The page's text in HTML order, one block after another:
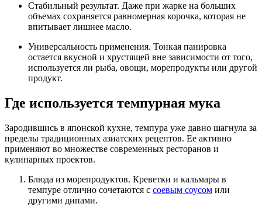
Стабильный результат. Даже при жарке на больших
объемах сохраняется равномерная корочка, которая не
впитывает лишнее масло.
Универсальность применения. Тонкая панировка
остается вкусной и хрустящей вне зависимости от того,
используется ли рыба, овощи, морепродукты или другой
продукт.
Где используется темпурная мука
Зародившись в японской кухне, темпура уже давно шагнула за
пределы традиционных азиатских рецептов. Ее активно
применяют во множестве современных ресторанов и
кулинарных проектов.
Блюда из морепродуктов. Креветки и кальмары в
темпуре отлично сочетаются с соевым соусом или
другими дипами.